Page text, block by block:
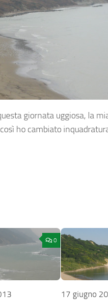
giornata uggiosa, la
ho cambiato
0
17 giugno